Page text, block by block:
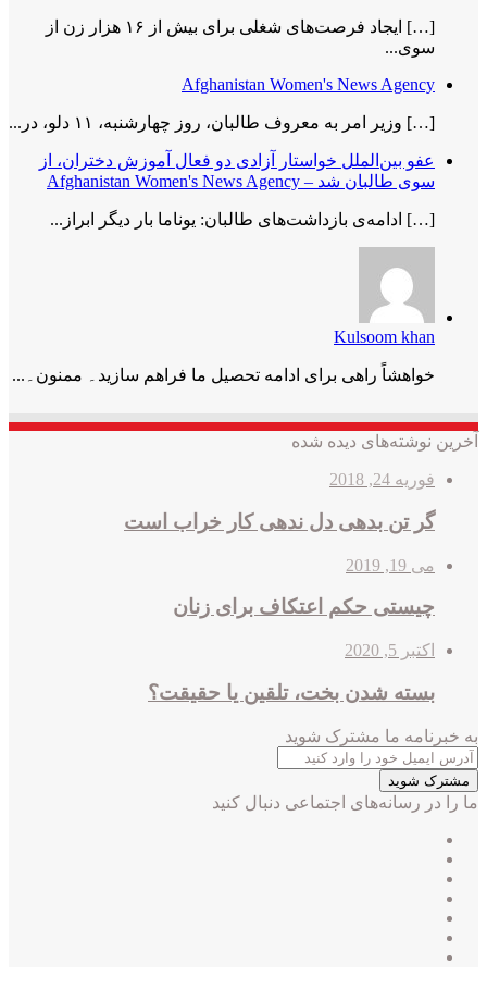
[…] ایجاد فرصت‌های شغلی برای بیش از ۱۶ هزار زن از
سوی...
Afghanistan Women's News Agency
[…] وزیر امر به معروف طالبان، روز چهارشنبه، ۱۱ دلو، در...
عفو بین‌الملل خواستار آزادی دو فعال آموزش دختران، از
سوی طالبان شد – Afghanistan Women's News Agency
[…] ادامه‌ی بازداشت‌های طالبان: یوناما بار دیگر ابراز...
Kulsoom khan
خواھشاً راھی برای ادامه تحصیل ما فراھم سازید۔ ممنون۔...
آخرین نوشته‌های دیده شده
فوریه 24, 2018
گر تن بدهی دل ندهی کار خراب است
می 19, 2019
چیستی حکم اعتکاف برای زنان
اکتبر 5, 2020
بسته شدن بخت، تلقین یا حقیقت؟
به خبرنامه‌‌ ما مشترک شوید
آدرس
ایمیل
خود
وارد
کنید
ما را در رسانه‌های اجتماعی دنبال کنید